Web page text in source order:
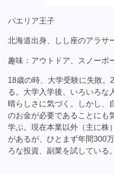
パエリア王子
北海道出身、しし座のアラサ
趣味：アウトドア、スノーボ
18歳の時、大学受験に失敗。
る。大学入学後、いろいろな
晴らしさに気づく。しかし、
のお金が必要であることにも
学ぶ。現在本業以外（主に株
があるが、ひとまず年間300
ろな投資、副業を試している。